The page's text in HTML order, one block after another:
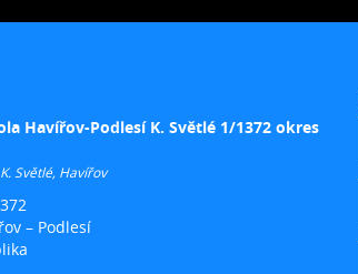
Havířov-Podlesí K. Světlé 1/1372 okres
Světlé, Havířov
– Podlesí